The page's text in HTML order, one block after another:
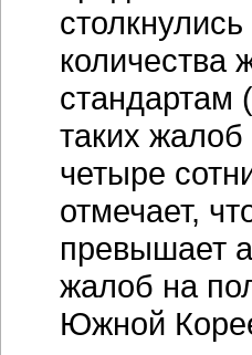
количества
стандартам
таких
четыре
отмечает,
превышает
жалоб на
Южной